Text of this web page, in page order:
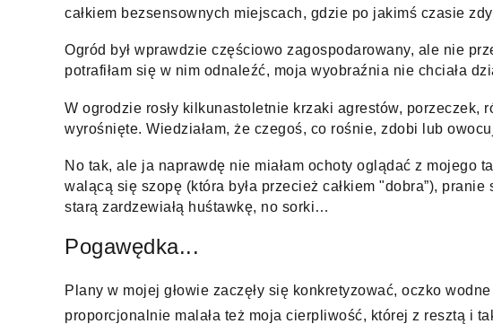
całkiem bezsensownych miejscach, gdzie po jakimś czasie
Ogród był wprawdzie częściowo zagospodarowany, ale nie
potrafiłam się w nim odnaleźć, moja wyobraźnia nie chciała
W ogrodzie rosły kilkunastoletnie krzaki agrestów,
wyrośnięte. Wiedziałam, że czegoś, co rośnie, zdobi lub
No tak, ale ja naprawdę nie miałam ochoty oglądać z mojego
walącą się szopę (która była przecież całkiem "dobra”),
Pogawędka...
Plany w mojej głowie zaczęły się konkretyzować, oczko
proporcjonalnie malała też moja cierpliwość, której z resztą i